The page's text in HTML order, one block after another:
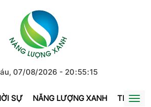
07/08/2026 - 20:55:15
SỰ NĂNG LƯỢNG XANH TRÁI